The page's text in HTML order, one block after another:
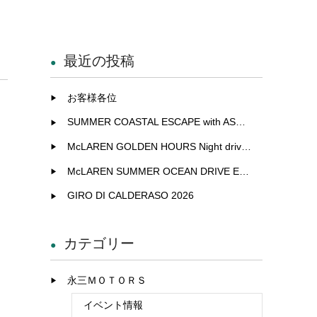
最近の投稿
お客様各位
SUMMER COASTAL ESCAPE with ASTON MARTIN
McLAREN GOLDEN HOURS Night drive experience in Fukuoka
McLAREN SUMMER OCEAN DRIVE EXCLUSIVE EXPERIENCE IN KITAKYUSHU
GIRO DI CALDERASO 2026
カテゴリー
永三ＭＯＴＯＲＳ
イベント情報